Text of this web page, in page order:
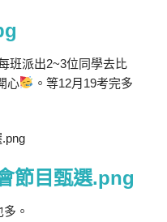
班派出2~3位同學去比
心
。等12月19考完多
節目甄選.png
。